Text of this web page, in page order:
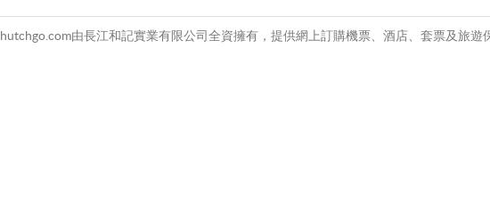
hutchgo.com由長江和記實業有限公司全資擁有，提供網上訂購機票、酒店、套票及旅遊